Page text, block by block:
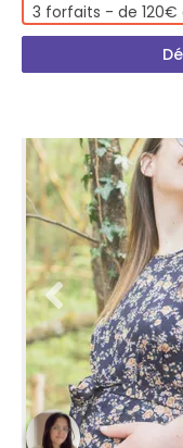
3 forfaits - de